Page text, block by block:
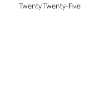
Twenty Twenty-Five